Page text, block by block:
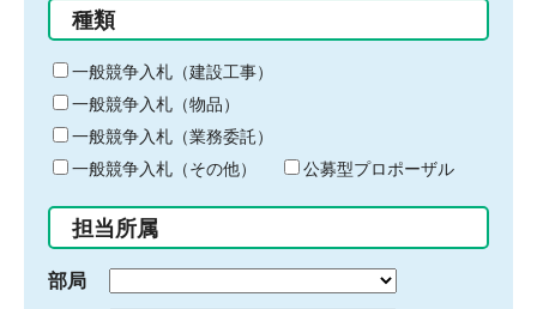
る
キ
ー
ワ
ー
ド
入
力
種類
一般競争入札（建設工事）
一般競争入札（物品）
一般競争入札（業務委託）
一般競争入札（その他）
公募型プロポーザル
担当所属
部局